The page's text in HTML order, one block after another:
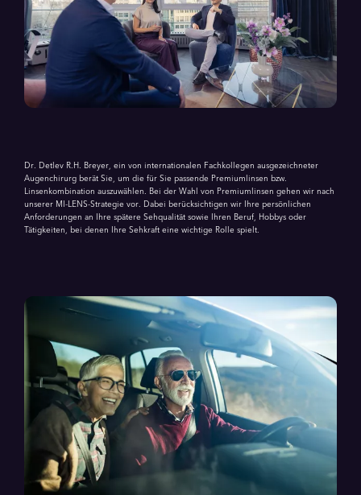
Dr. Detlev R.H. Breyer, ein von internationalen Fachkollegen ausgezeichneter
Augenchirurg berät Sie, um die für Sie passende Premiumlinsen bzw.
Linsenkombination auszuwählen. Bei der Wahl von Premiumlinsen gehen wir nach
unserer MI-LENS-Strategie vor. Dabei berücksichtigen wir Ihre persönlichen
Anforderungen an Ihre spätere Sehqualität sowie Ihren Beruf, Hobbys oder
Tätigkeiten, bei denen Ihre Sehkraft eine wichtige Rolle spielt.